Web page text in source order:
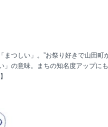
つしい」。”お祭り好きで山田町
」の意味。まちの知名度アップに